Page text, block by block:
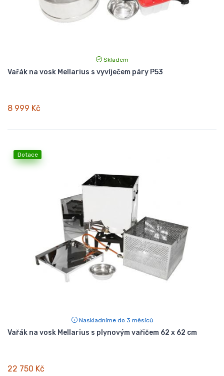
Skladem
Vařák na vosk Mellarius s vyvíječem páry P53
8 999 Kč
Dotace
Naskladníme do 3 měsíců
Vařák na vosk Mellarius s plynovým vařičem 62 x 62 cm
22 750 Kč